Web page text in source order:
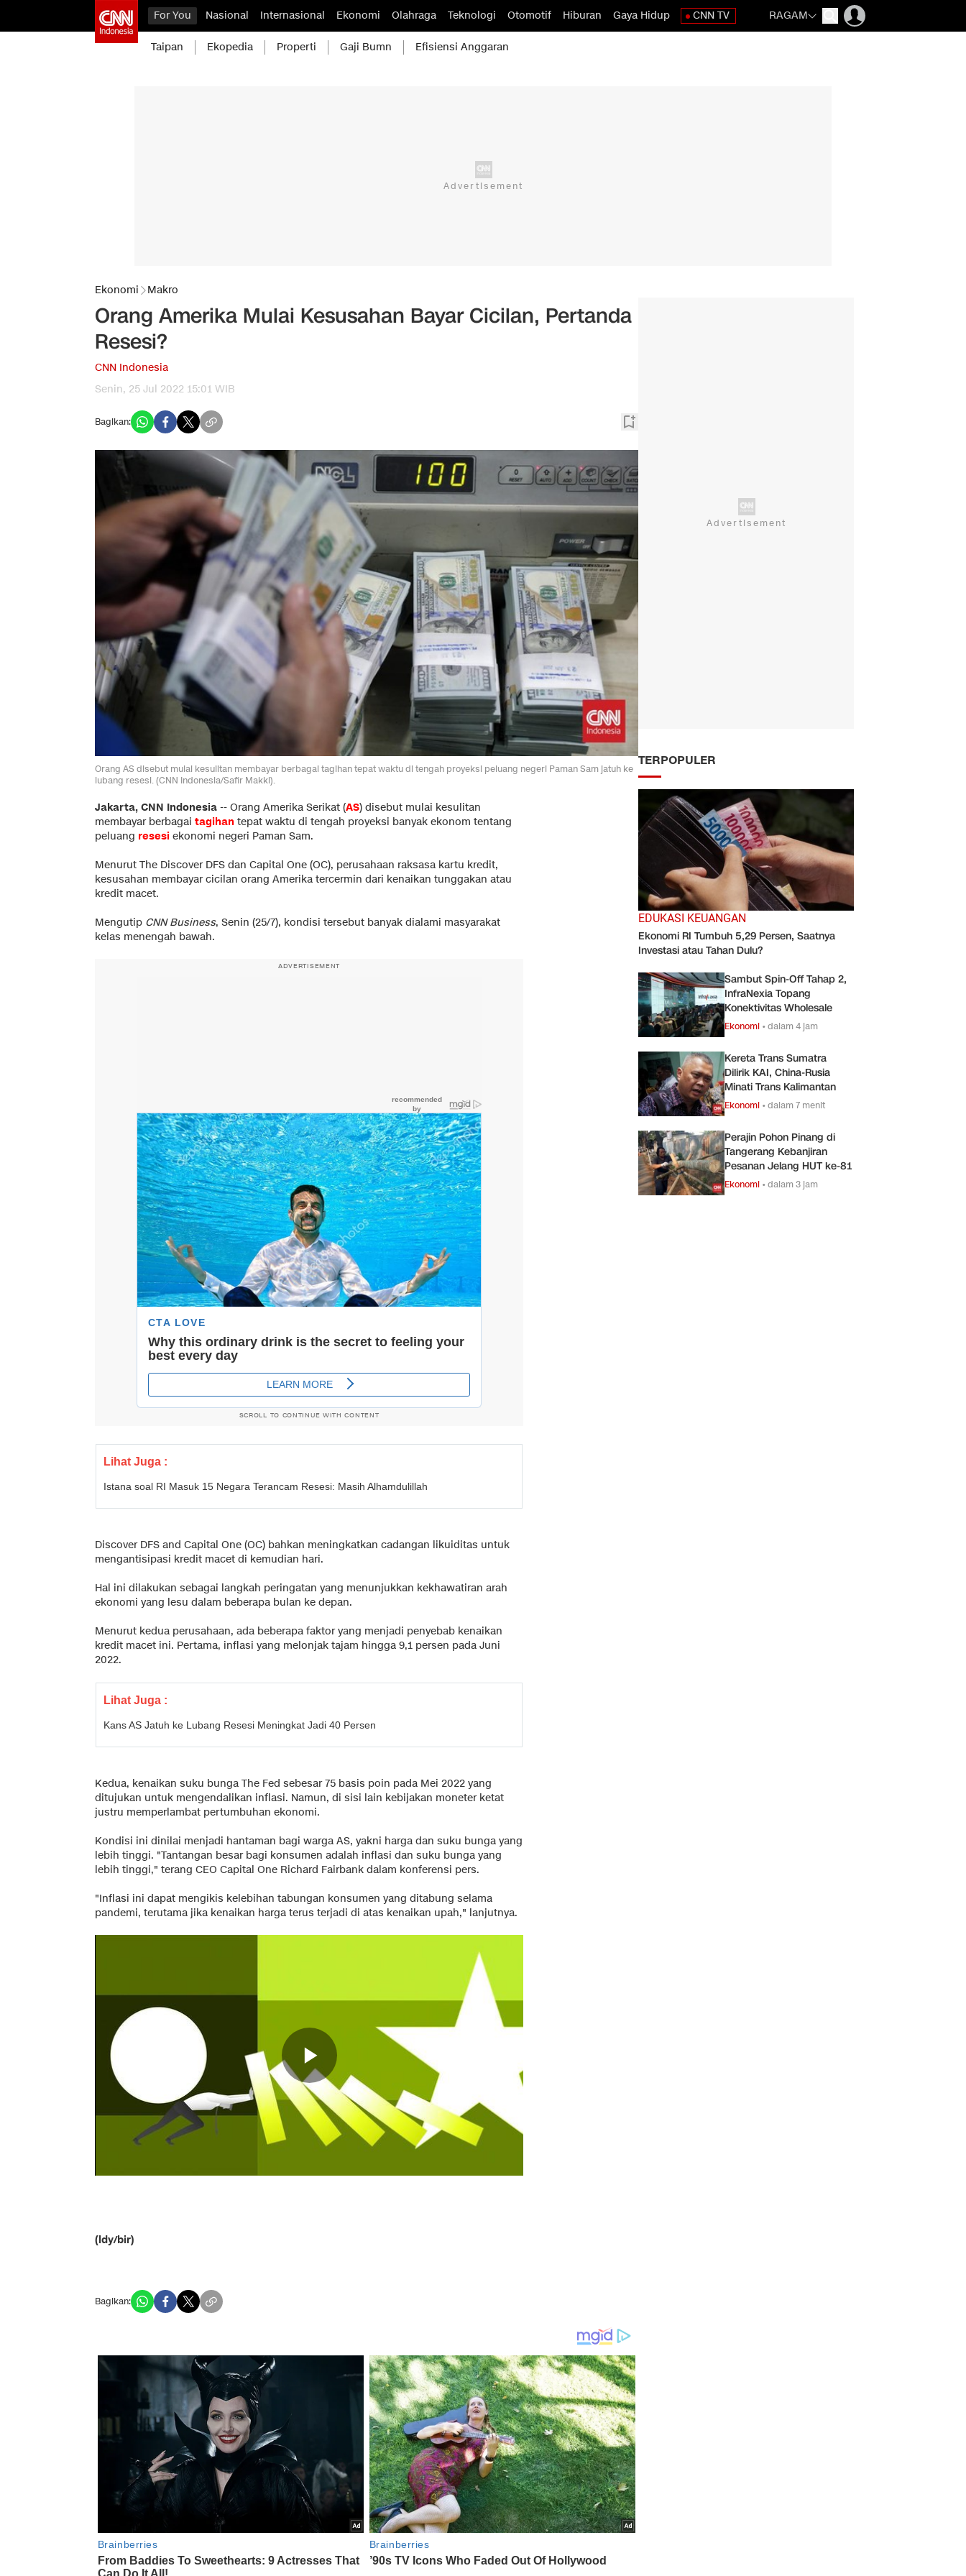
For You Nasional Internasional Ekonomi Olahraga Teknologi Otomotif Hiburan Gaya Hidup CNN TV RAGAM
Taipan Ekopedia Properti Gaji Bumn Efisiensi Anggaran
Ekonomi Makro
Orang Amerika Mulai Kesusahan Bayar Cicilan, Pertanda
Resesi?
CNN Indonesia
Senin, 25 Jul 2022 15:01 WIB
Bagikan:
Orang AS disebut mulai kesulitan membayar berbagai tagihan tepat waktu di tengah proyeksi peluang negeri Paman Sam jatuh ke
lubang resesi. (CNN Indonesia/Safir Makki).
Jakarta, CNN Indonesia -- Orang Amerika Serikat (AS) disebut mulai kesulitan
membayar berbagai tagihan tepat waktu di tengah proyeksi banyak ekonom tentang
peluang resesi ekonomi negeri Paman Sam.
Menurut The Discover DFS dan Capital One (OC), perusahaan raksasa kartu kredit,
kesusahan membayar cicilan orang Amerika tercermin dari kenaikan tunggakan atau
kredit macet.
Mengutip CNN Business, Senin (25/7), kondisi tersebut banyak dialami masyarakat
kelas menengah bawah.
ADVERTISEMENT
SCROLL TO CONTINUE WITH CONTENT
Lihat Juga :
Istana soal RI Masuk 15 Negara Terancam Resesi: Masih Alhamdulillah
Discover DFS and Capital One (OC) bahkan meningkatkan cadangan likuiditas untuk
mengantisipasi kredit macet di kemudian hari.
Hal ini dilakukan sebagai langkah peringatan yang menunjukkan kekhawatiran arah
ekonomi yang lesu dalam beberapa bulan ke depan.
Menurut kedua perusahaan, ada beberapa faktor yang menjadi penyebab kenaikan
kredit macet ini. Pertama, inflasi yang melonjak tajam hingga 9,1 persen pada Juni
2022.
Lihat Juga :
Kans AS Jatuh ke Lubang Resesi Meningkat Jadi 40 Persen
Kedua, kenaikan suku bunga The Fed sebesar 75 basis poin pada Mei 2022 yang
ditujukan untuk mengendalikan inflasi. Namun, di sisi lain kebijakan moneter ketat
justru memperlambat pertumbuhan ekonomi.
Kondisi ini dinilai menjadi hantaman bagi warga AS, yakni harga dan suku bunga yang
lebih tinggi. "Tantangan besar bagi konsumen adalah inflasi dan suku bunga yang
lebih tinggi," terang CEO Capital One Richard Fairbank dalam konferensi pers.
"Inflasi ini dapat mengikis kelebihan tabungan konsumen yang ditabung selama
pandemi, terutama jika kenaikan harga terus terjadi di atas kenaikan upah," lanjutnya.
(ldy/bir)
Bagikan:
TERPOPULER
EDUKASI KEUANGAN
Ekonomi RI Tumbuh 5,29 Persen, Saatnya
Investasi atau Tahan Dulu?
Sambut Spin-Off Tahap 2,
InfraNexia Topang
Konektivitas Wholesale
Ekonomi •dalam 4 jam
Kereta Trans Sumatra
Dilirik KAI, China-Rusia
Minati Trans Kalimantan
Ekonomi •dalam 7 menit
Perajin Pohon Pinang di
Tangerang Kebanjiran
Pesanan Jelang HUT ke-81
Ekonomi •dalam 3 jam